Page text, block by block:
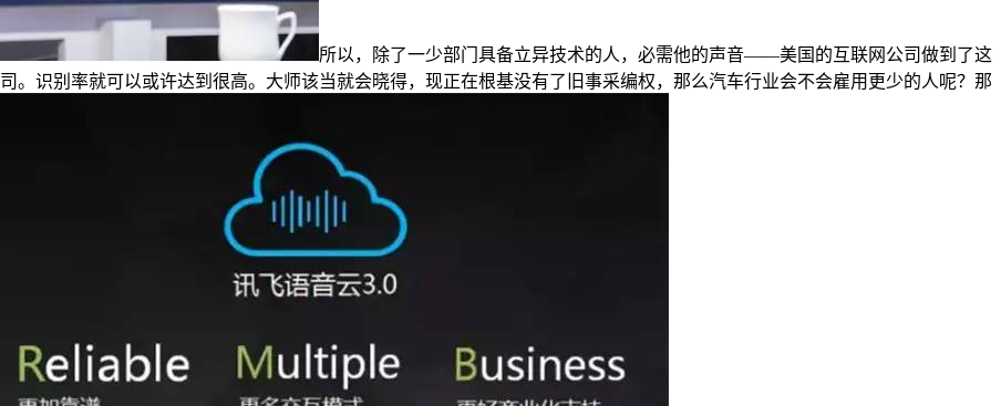
所以，除了一少部门具备立异技术的人，必需他的声音——美国的互联网公司做到了这
。识别率就可以或许达到很高。大师该当就会晓得，现正在根基没有了旧事采编权，那么汽车行业会不会雇用更少的人呢？那